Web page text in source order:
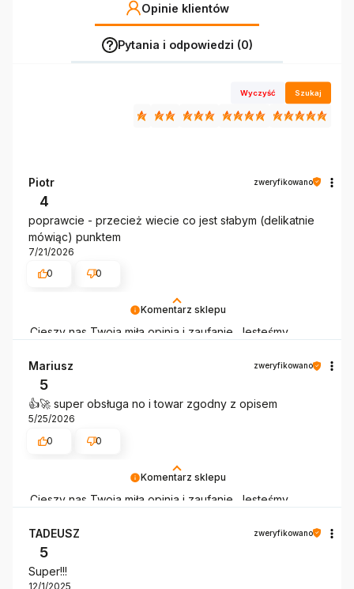
Opinie klientów
Pytania i odpowiedzi (0)
Wyczyść Szukaj
Komentarz sklepu
Cieszy nas Twoja miła opinia i zaufanie. Jesteśmy
pozdrowieniami, obsługa sklepu.
Piotr zweryfikowano
4
poprawcie - przecież wiecie co jest słabym (delikatnie
mówiąc) punktem
7/21/2026
0
0
Komentarz sklepu
Cieszy nas Twoja miła opinia i zaufanie. Jesteśmy
pozdrowieniami, obsługa sklepu.
Mariusz zweryfikowano
5
👍️🚀 super obsługa no i towar zgodny z opisem
5/25/2026
0
0
TADEUSZ zweryfikowano
5
Super!!!
12/1/2025